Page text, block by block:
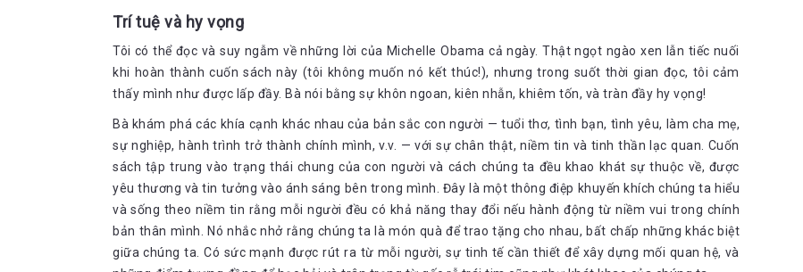
Trí tuệ và hy vọng
Tôi có thể đọc và suy ngẫm về những lời của Michelle Obama cả ngày. Thật ngọt ngào xen lẫn tiếc nuối
khi hoàn thành cuốn sách này (tôi không muốn nó kết thúc!), nhưng trong suốt thời gian đọc, tôi cảm
thấy mình như được lấp đầy. Bà nói bằng sự khôn ngoan, kiên nhẫn, khiêm tốn, và tràn đầy hy vọng!
Bà khám phá các khía cạnh khác nhau của bản sắc con người — tuổi thơ, tình bạn, tình yêu, làm cha mẹ,
sự nghiệp, hành trình trở thành chính mình, v.v. — với sự chân thật, niềm tin và tinh thần lạc quan. Cuốn
sách tập trung vào trạng thái chung của con người và cách chúng ta đều khao khát sự thuộc về, được
yêu thương và tin tưởng vào ánh sáng bên trong mình. Đây là một thông điệp khuyến khích chúng ta hiểu
và sống theo niềm tin rằng mỗi người đều có khả năng thay đổi nếu hành động từ niềm vui trong chính
bản thân mình. Nó nhắc nhở rằng chúng ta là món quà để trao tặng cho nhau, bất chấp những khác biệt
giữa chúng ta. Có sức mạnh được rút ra từ mỗi người, sự tinh tế cần thiết để xây dựng mối quan hệ, và